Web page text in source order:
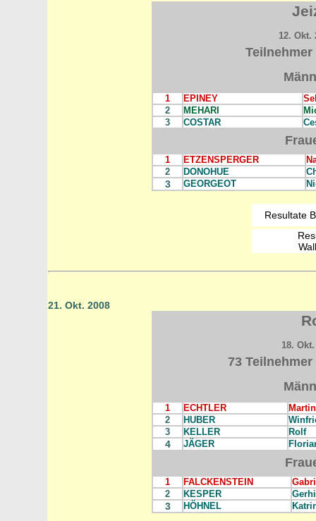
12. Okt.
1 EPINEY
2
MEHARI
3
COSTAR
1 ETZENSPERGER
2
DONOHUE
3 GEORGEOT
Resultate
21. Okt. 2008
18.
73
1 ECHTLER
Martin
2
HUBER
3
KELLER Rolf
4 JÄGER
1 FALCKENSTEIN
2
KESPER
3 HÖHNEL